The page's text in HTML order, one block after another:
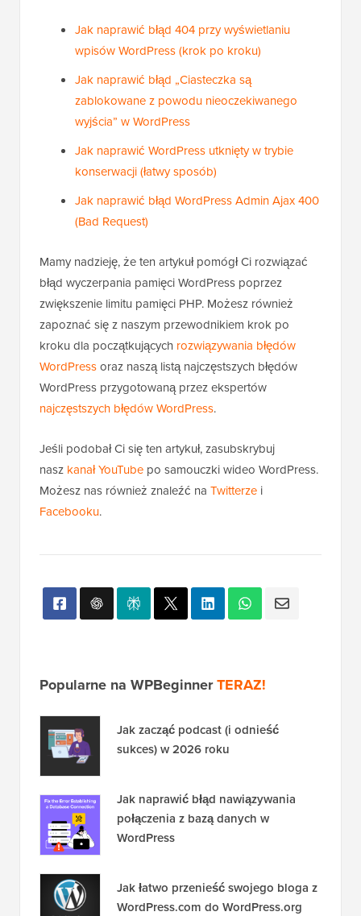
Jak naprawić błąd 404 przy wyświetlaniu
wpisów WordPress (krok po kroku)
Jak naprawić błąd „Ciasteczka są
zablokowane z powodu nieoczekiwanego
wyjścia” w WordPress
Jak naprawić WordPress utknięty w trybie
konserwacji (łatwy sposób)
Jak naprawić błąd WordPress Admin Ajax 400
(Bad Request)
Mamy nadzieję, że ten artykuł pomógł Ci rozwiązać
błąd wyczerpania pamięci WordPress poprzez
zwiększenie limitu pamięci PHP. Możesz również
zapoznać się z naszym przewodnikiem krok po
kroku dla początkujących rozwiązywania błędów
WordPressoraz naszą listą najczęstszych błędów
WordPress przygotowaną przez ekspertów
najczęstszych błędów WordPress.
Jeśli podobał Ci się ten artykuł, zasubskrybuj
nasz kanał YouTube po samouczki wideo WordPress.
Możesz nas również znaleźć na Twitterze i
Facebooku.
Popularne na WPBeginnerTERAZ!
Jak zacząć podcast (i odnieść
sukces) w 2026 roku
Jak naprawić błąd nawiązywania
połączenia z bazą danych w
WordPress
Jak łatwo przenieść swojego bloga z
WordPress.com do WordPress.org